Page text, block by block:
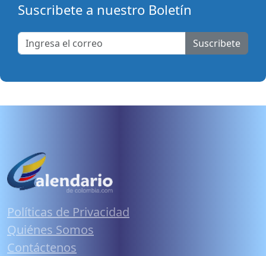
Suscribete a nuestro Boletín
Suscribete
Políticas de Privacidad
Quiénes Somos
Contáctenos